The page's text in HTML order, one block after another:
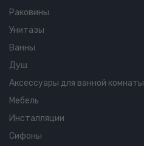
Раковины
Унитазы
Ванны
Душ
Аксессуары для ванной комнаты
Мебель
Инсталляции
Сифоны